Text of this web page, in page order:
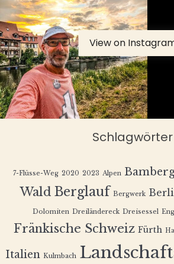
View on
Schlagwörter
7-Flüsse-Weg 2020 2023 Alpen
Wald Berglauf Bergwerk
Dolomiten Dreiländereck Dreisessel
Fränkische Schweiz Fürth
Italien Kulmbach